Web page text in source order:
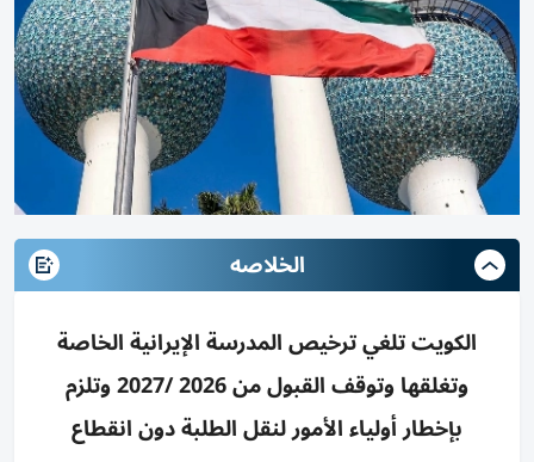
الخلاصه
الكويت تلغي ترخيص المدرسة الإيرانية الخاصة
وتغلقها وتوقف القبول من 2026 /2027 وتلزم
بإخطار أولياء الأمور لنقل الطلبة دون انقطاع